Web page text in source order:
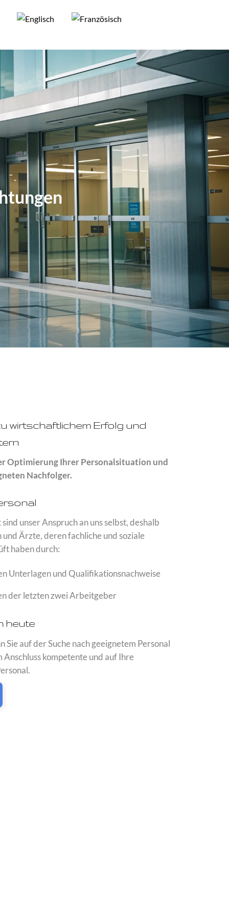
wirtschaftlichem Erfolg und
Optimierung Ihrer Personalsituation und
Nachfolger.
unser Anspruch an uns selbst, deshalb
Ärzte, deren fachliche und soziale
haben durch:
Unterlagen und Qualifikationsnachweise
der letzten zwei Arbeitgeber
heute
Sie auf der Suche nach geeignetem Personal
kompetente und auf Ihre